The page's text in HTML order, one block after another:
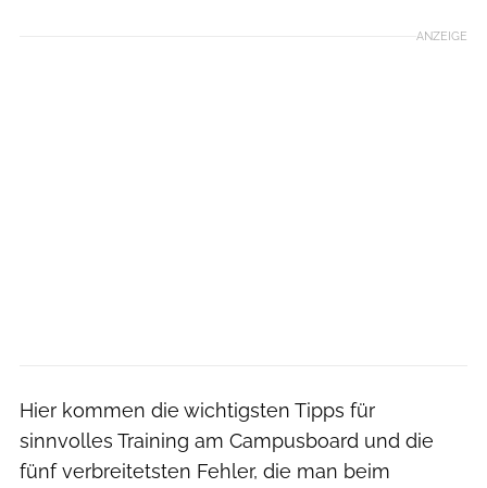
ANZEIGE
Hier kommen die wichtigsten Tipps für
sinnvolles Training am Campusboard und die
fünf verbreitetsten Fehler, die man beim